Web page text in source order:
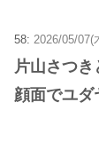
58: 2026/05/07(
片山さつ
顔面でユダ